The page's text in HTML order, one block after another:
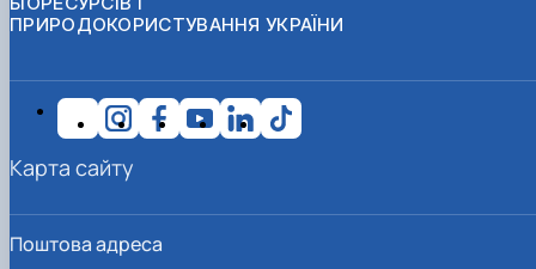
ПРИРОДОКОРИСТУВАННЯ УКРАЇНИ
Поштова адреса
Карта сайту